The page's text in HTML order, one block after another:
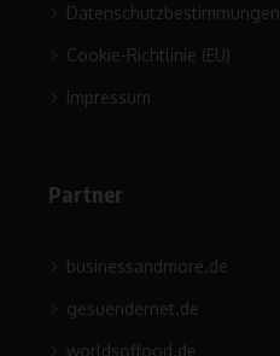
Datenschutzbestimmungen
Cookie-Richtlinie (EU)
Impressum
Partner
businessandmore.de
gesuendernet.de
worldsoffood.de